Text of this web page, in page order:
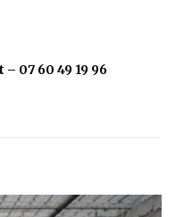
07 60 49 19 96